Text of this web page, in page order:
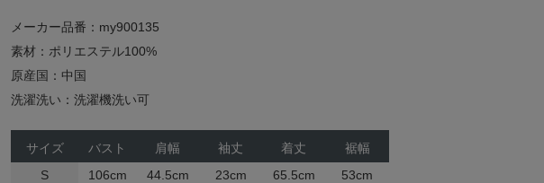
メーカー品番：my900135
素材：ポリエステル100%
原産国：中国
洗濯洗い：洗濯機洗い可
サイズ バスト 肩幅 袖丈 着丈
裾幅
S
106cm 44.5cm 23cm 65.5cm
53cm